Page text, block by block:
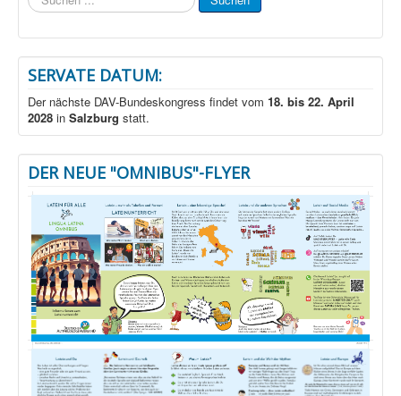
...
SERVATE DATUM:
Der nächste DAV-Bundeskongress findet vom 18. bis 22. April
2028 in Salzburg statt.
DER NEUE "OMNIBUS"-FLYER